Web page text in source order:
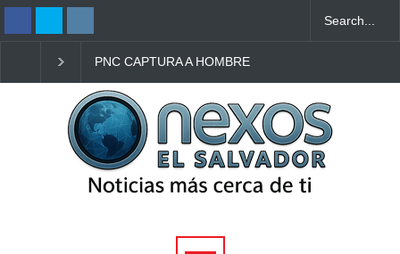
PNC CAPTURA A HOMBRE
ACUCHILLAR A OTRO EN
CANDELARIA, CUSCATLÁN
SUR
METANFETAMINA EN
OESTE